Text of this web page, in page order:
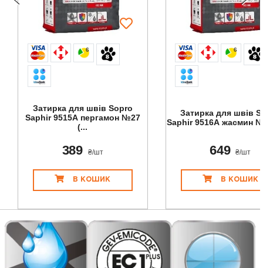
6
Затирка для швів Sopro
Saphir 9515А пергамон №27
(...
389 ₴/шт
В КОШИК
6
Затирка для швів
Saphir 9516А жасмин
649 ₴/шт
В КОШИК